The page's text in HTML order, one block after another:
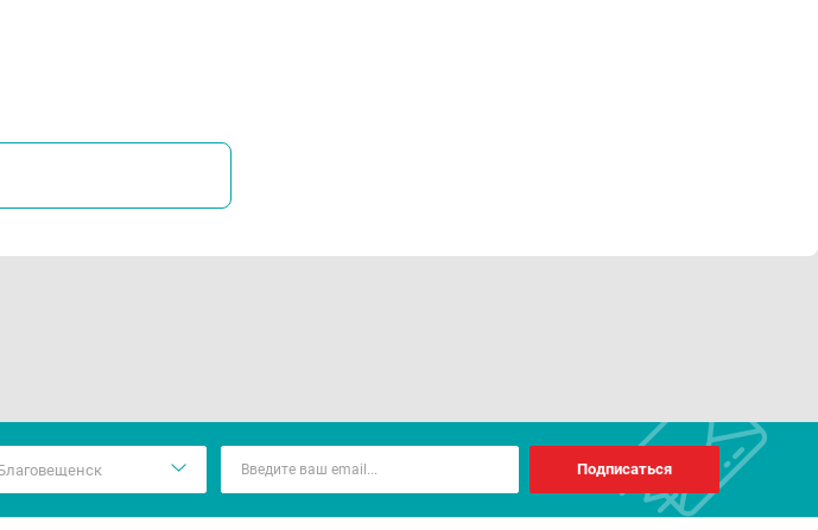
Подписаться